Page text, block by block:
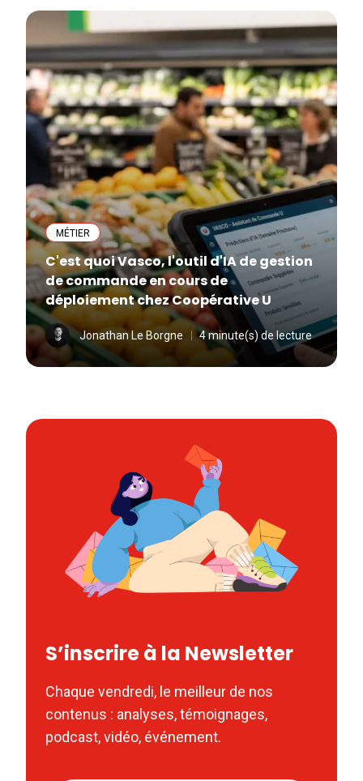
MÉTIER
C'est quoi Vasco, l'outil d'IA de gestion
de commande en cours de
déploiement chez Coopérative U
Jonathan Le Borgne 4 minute(s) de lecture
S’inscrire à la Newsletter
Chaque vendredi, le meilleur de nos
contenus : analyses, témoignages,
podcast, vidéo, événement.